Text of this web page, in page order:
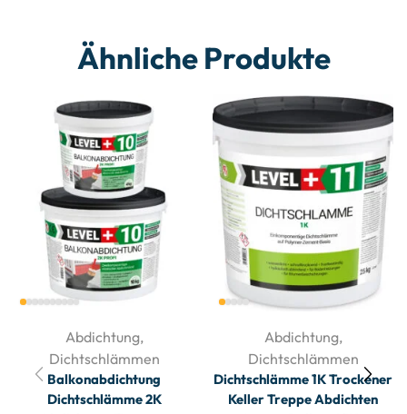
Ähnliche Produkte
Abdichtung,
Dichtschlämmen
Balkonabdichtung
Dichtschlämme 2K
Abdichtung,
Dichtschlämmen
Dichtschlämme 1K Trockener
Keller Treppe Abdichten